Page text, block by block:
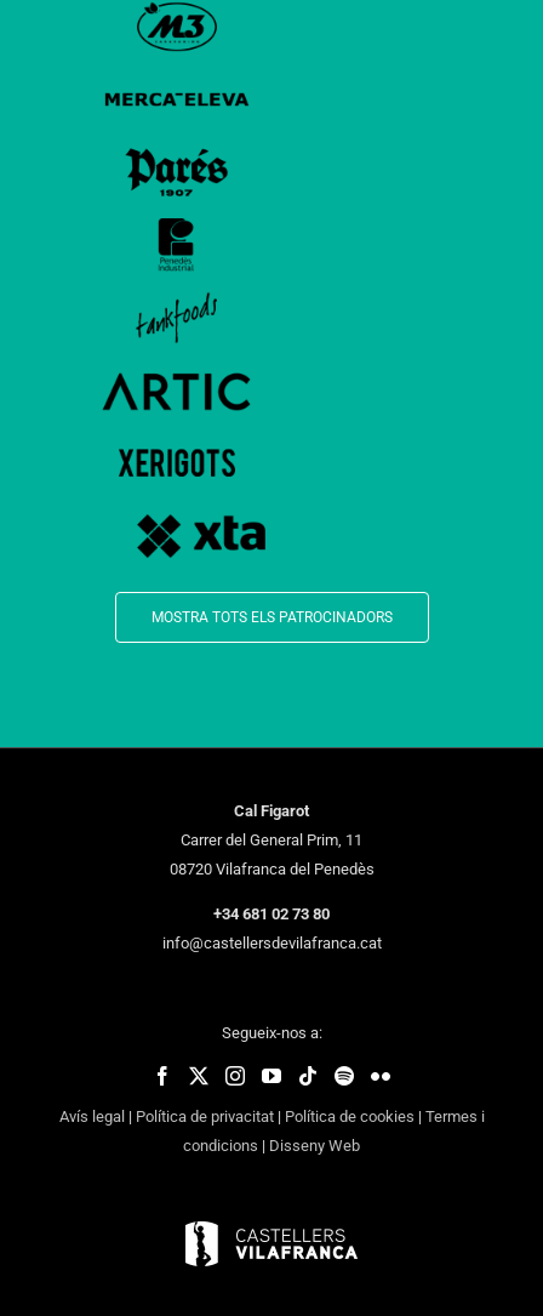
MOSTRA TOTS ELS PATROCINADORS
Cal Figarot
Carrer del General Prim, 11
08720 Vilafranca del Penedès
+34 681 02 73 80
info@castellersdevilafranca.cat
Segueix-nos a:
Avís legal | Política de privacitat| Política de cookies | Termes i
condicions | Disseny Web